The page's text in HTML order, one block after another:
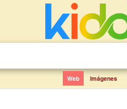
Web Imágenes